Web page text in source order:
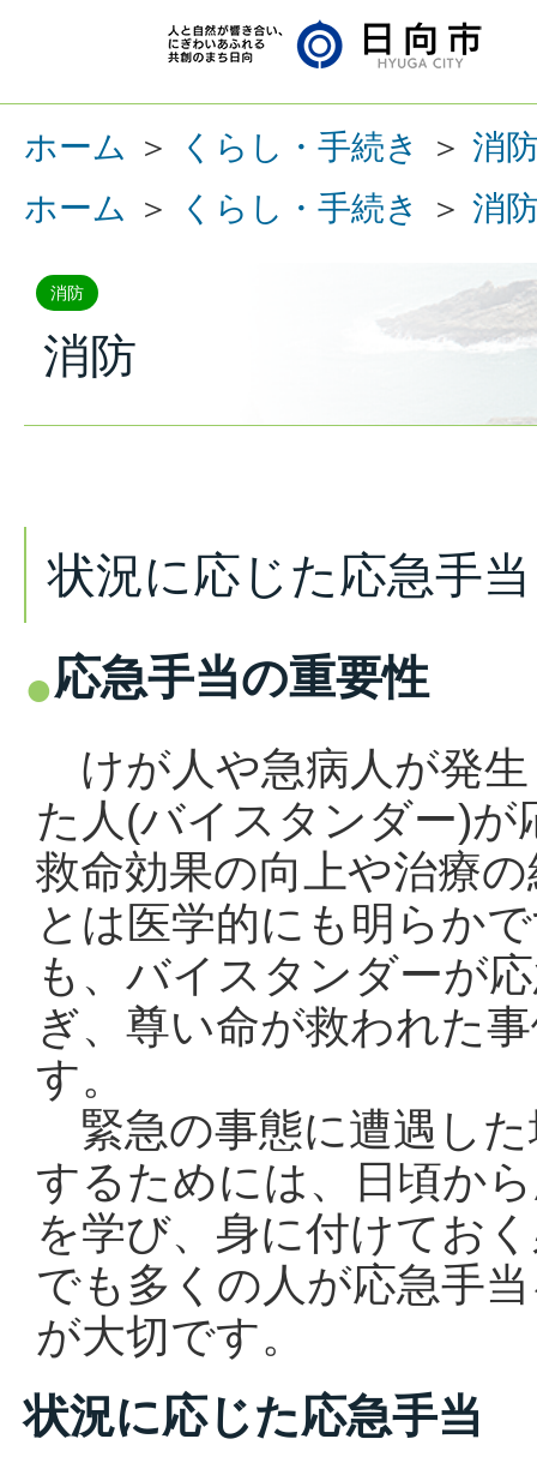
ホーム ＞ くらし・手続き ＞ 消
ホーム
＞ くらし・手続き ＞ 消
消防
消防
状況に応じた応急手当
応急手当の重要性
けが人や急病人が発
た人(バイスタンダー)
救命効果の向上や治療
とは医学的にも明らか
も、バイスタンダーが
ぎ、尊い命が救われた
す。
緊急の事態に遭遇した
するためには、日頃か
を学び、身に付けてお
でも多くの人が応急手
が大切です。
状況に応じた応急手当